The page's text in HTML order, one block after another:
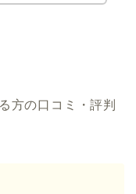
方の口コミ・評判